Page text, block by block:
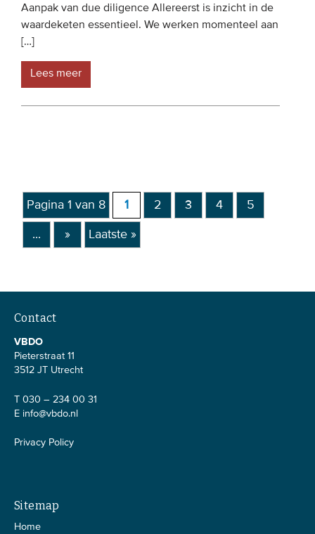
Aanpak van due diligence Allereerst is inzicht in de
waardeketen essentieel. We werken momenteel aan
[…]
Lees meer
Pagina 1 van 8 1 2 3 4 5
... » Laatste »
Contact
VBDO
Pieterstraat 11
3512 JT Utrecht
T 030 – 234 00 31
E info@vbdo.nl
Privacy Policy
Sitemap
Home